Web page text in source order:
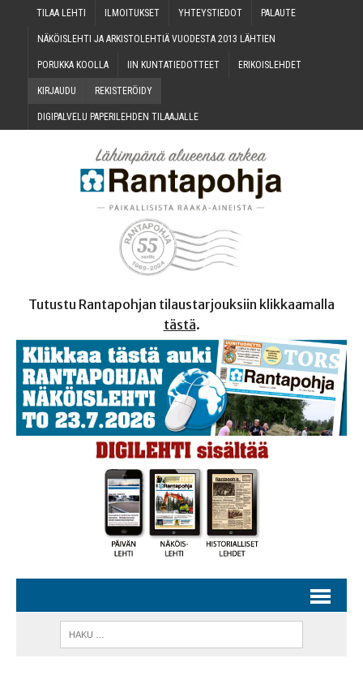
TILAA LEH­TI ILMOI­TUK­SET YHTEYS­TIE­DOT PALAU­TE
NÄKÖIS­LEH­TI JA ARKIS­TO­LEH­TIÄ VUO­DES­TA 2013 LÄHTIEN
PORUK­KA KOOLLA IIN KUN­TA­TIE­DOT­TEET ERI­KOIS­LEH­DET
KIR­JAU­DU REKIS­TE­RÖI­DY
DIGI­PAL­VE­LU PAPE­RI­LEH­DEN TILAAJALLE
Tutustu Rantapohjan tilaustarjouksiin klikkaamalla
tästä.